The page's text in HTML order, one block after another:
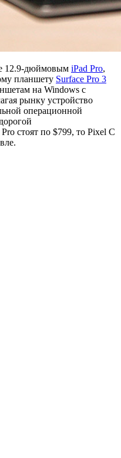
12.9-дюймовым iPad Pro,
планшету Surface Pro 3
на Windows с
рынку устройство
операционной
стоят по $799, то Pixel C